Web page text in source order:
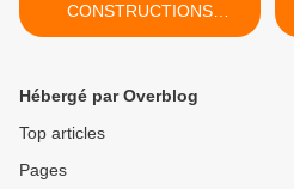
CONSTRUCTIONS
LOGEMENTS SOCIAUX LA
Hébergé par Overblog
Top articles
Pages